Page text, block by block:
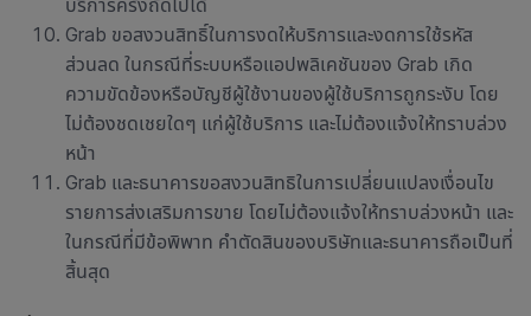
บริการครั้งถัดไปได้
Grab ขอสงวนสิทธิ์ในการงดให้บริการและงดการใช้รหัส
ส่วนลด ในกรณีที่ระบบหรือแอปพลิเคชันของ Grab เกิด
ความขัดข้องหรือบัญชีผู้ใช้งานของผู้ใช้บริการถูกระงับ โดย
ไม่ต้องชดเชยใดๆ แก่ผู้ใช้บริการ และไม่ต้องแจ้งให้ทราบล่วง
หน้า
Grab และธนาคารขอสงวนสิทธิในการเปลี่ยนแปลงเงื่อนไข
รายการส่งเสริมการขาย โดยไม่ต้องแจ้งให้ทราบล่วงหน้า และ
ในกรณีที่มีข้อพิพาท คำตัดสินของบริษัทและธนาคารถือเป็นที่
สิ้นสุด